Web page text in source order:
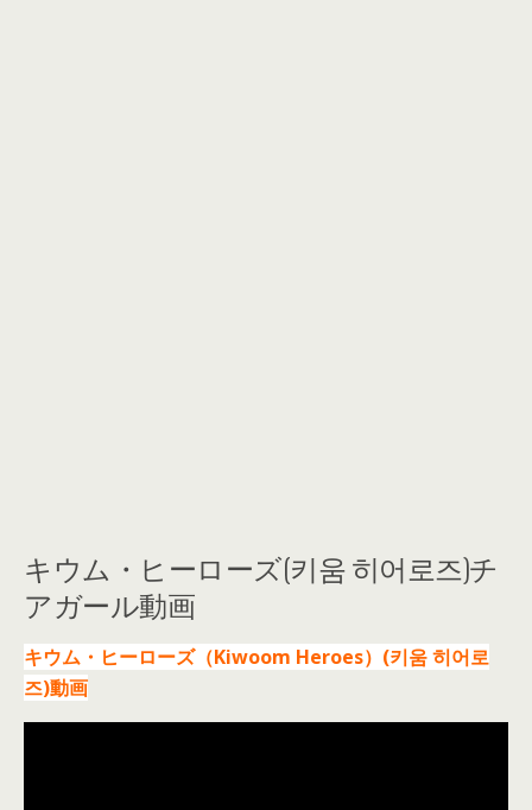
キウム・ヒーローズ(키움 히어로즈)チ
アガール動画
キウム・ヒーローズ（Kiwoom Heroes）(키움 히어로
즈)動画